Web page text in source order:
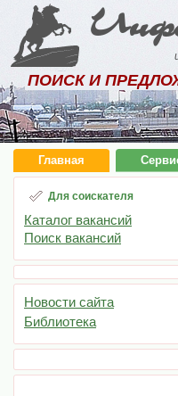
ПОИСК И
Главная
Для соискателя
Каталог вакансий
Поиск вакансий
Новости сайта
Библиотека